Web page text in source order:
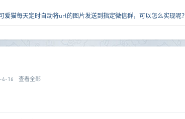
爱猫每天定时自动将url的图片发送到指定微信群，可以怎么实现呢？
4-16 查看全部